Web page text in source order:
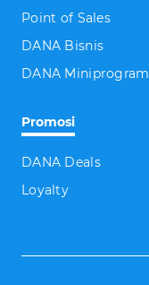
Point of Sales
DANA Bisnis
DANA Miniprogram
Promosi
DANA Deals
Loyalty